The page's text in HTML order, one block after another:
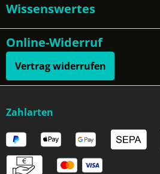
Wissenswertes
Online-Widerruf
Vertrag widerrufen
Zahlarten